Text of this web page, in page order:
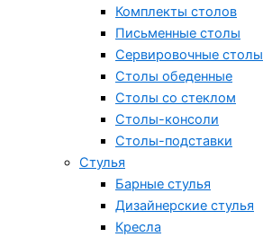
Комплекты столов
Письменные столы
Сервировочные столы
Столы обеденные
Столы со стеклом
Столы-консоли
Столы-подставки
Стулья
Барные стулья
Дизайнерские стулья
Кресла